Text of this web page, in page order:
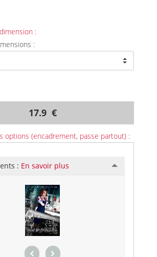
:
:
17.9 €
options (encadrement, passe partout) :
: En savoir plus